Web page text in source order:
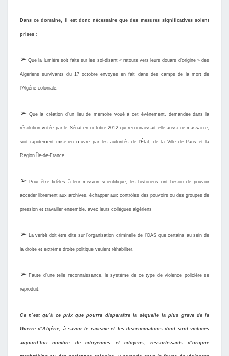
Dans ce domaine, il est donc nécessaire que des mesures significatives soient
prises :
➢Que la lumière soit faite sur les soi-disant « retours vers leurs douars d’origine » des
Algériens survivants du 17 octobre envoyés en fait dans des camps de la mort de
l’Algérie coloniale.
➢ Que la création d’un lieu de mémoire voué à cet événement, demandée dans la
résolution votée par le Sénat en octobre 2012 qui reconnaissait elle aussi ce massacre,
soit rapidement mise en œuvre par les autorités de l’État, de la Ville de Paris et la
Région Île-de-France.
➢ Pour être fidèles à leur mission scientifique, les historiens ont besoin de pouvoir
accéder librement aux archives, échapper aux contrôles des pouvoirs ou des groupes de
pression et travailler ensemble, avec leurs collègues algériens
➢ La vérité doit être dite sur l’organisation criminelle de l’OAS que certains au sein de
la droite et extrême droite politique veulent réhabiliter.
➢Faute d’une telle reconnaissance, le système de ce type de violence policière se
reproduit.
Cen’estqu’à ce prix que pourra disparaître la séquelle la plus grave de la
Guerre d’Algérie, à savoir le racismeet les discriminations dont sont victimes
aujourd’hui nombre de citoyennes et citoyens, ressortissants d’origine